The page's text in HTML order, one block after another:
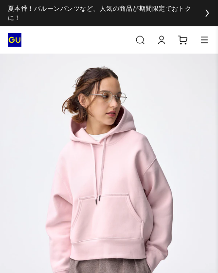
夏本番！バルーンパンツなど、人気の商品が期間限定でおトク
に！